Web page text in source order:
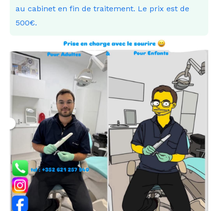
au cabinet en fin de traitement. Le prix est de
500€.